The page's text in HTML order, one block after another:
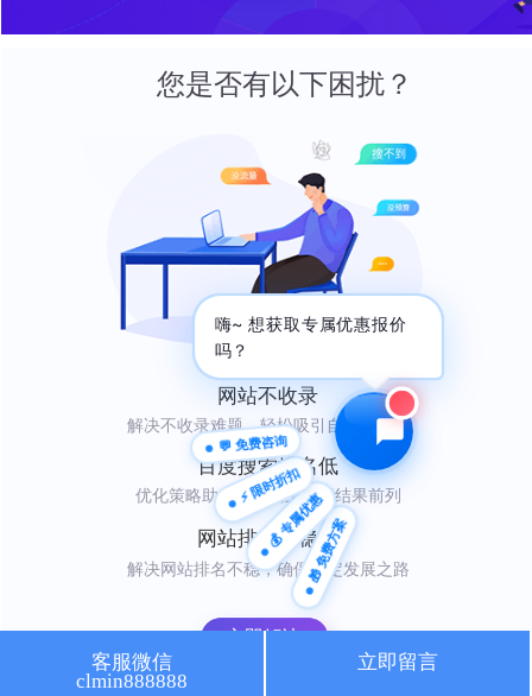
您是否有以下困扰？
网站不收录
解决不收录难题，轻松吸引自然访问者
百度搜索排名低
优化策略助你快速登上搜索结果前列
网站排名不稳定
解决网站排名不稳，确保稳定发展之路
立即解决
客服微信
clmin888888
立即留言
🎁 免费方案
💰 专属优惠
⚡ 限时折扣
💬 免费咨询
嗨~ 想获取专属优惠报价
吗？
联系方式
🎬 短视频
📍 GEO推广 ⭐️ 精准客资
📢 信息流 ✏️ 其他
获取最低报价